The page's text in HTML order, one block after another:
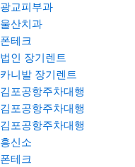
광교피부과
울산치과
폰테크
법인 장기렌트
카니발 장기렌트
김포공항주차대행
김포공항주차대행
김포공항주차대행
흥신소
폰테크